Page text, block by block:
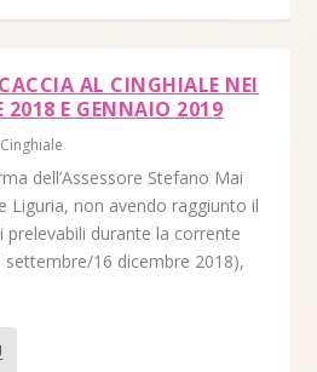
AL CINGHIALE NEI
2018 E GENNAIO 2019
Cinghiale
dell’Assessore Stefano Mai
Liguria, non avendo raggiunto il
prelevabili durante la corrente
16 dicembre 2018),